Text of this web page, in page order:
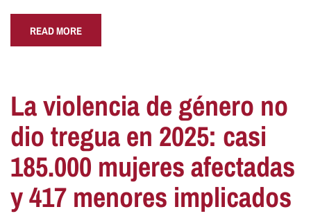
READ MORE
La violencia de género no
dio tregua en 2025: casi
185.000 mujeres afectadas
y 417 menores implicados